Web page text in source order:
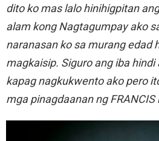
dito ko mas lalo hinihigpitan
alam kong Nagtagumpay ako
naranasan ko sa murang edad
magkaisip. Siguro ang iba
kapag nagkukwento ako pero
mga pinagdaanan ng FRANCIS